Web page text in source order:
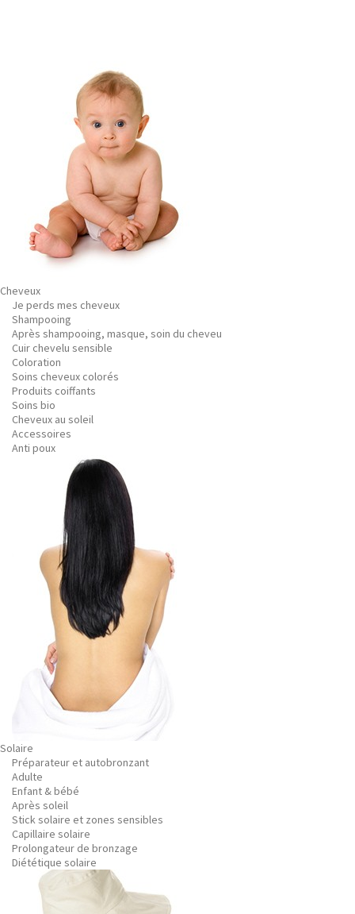
Cheveux
Je perds mes cheveux
Shampooing
Après shampooing, masque, soin du cheveu
Cuir chevelu sensible
Coloration
Soins cheveux colorés
Produits coiffants
Soins bio
Cheveux au soleil
Accessoires
Anti poux
Solaire
Préparateur et autobronzant
Adulte
Enfant & bébé
Après soleil
Stick solaire et zones sensibles
Capillaire solaire
Prolongateur de bronzage
Diététique solaire